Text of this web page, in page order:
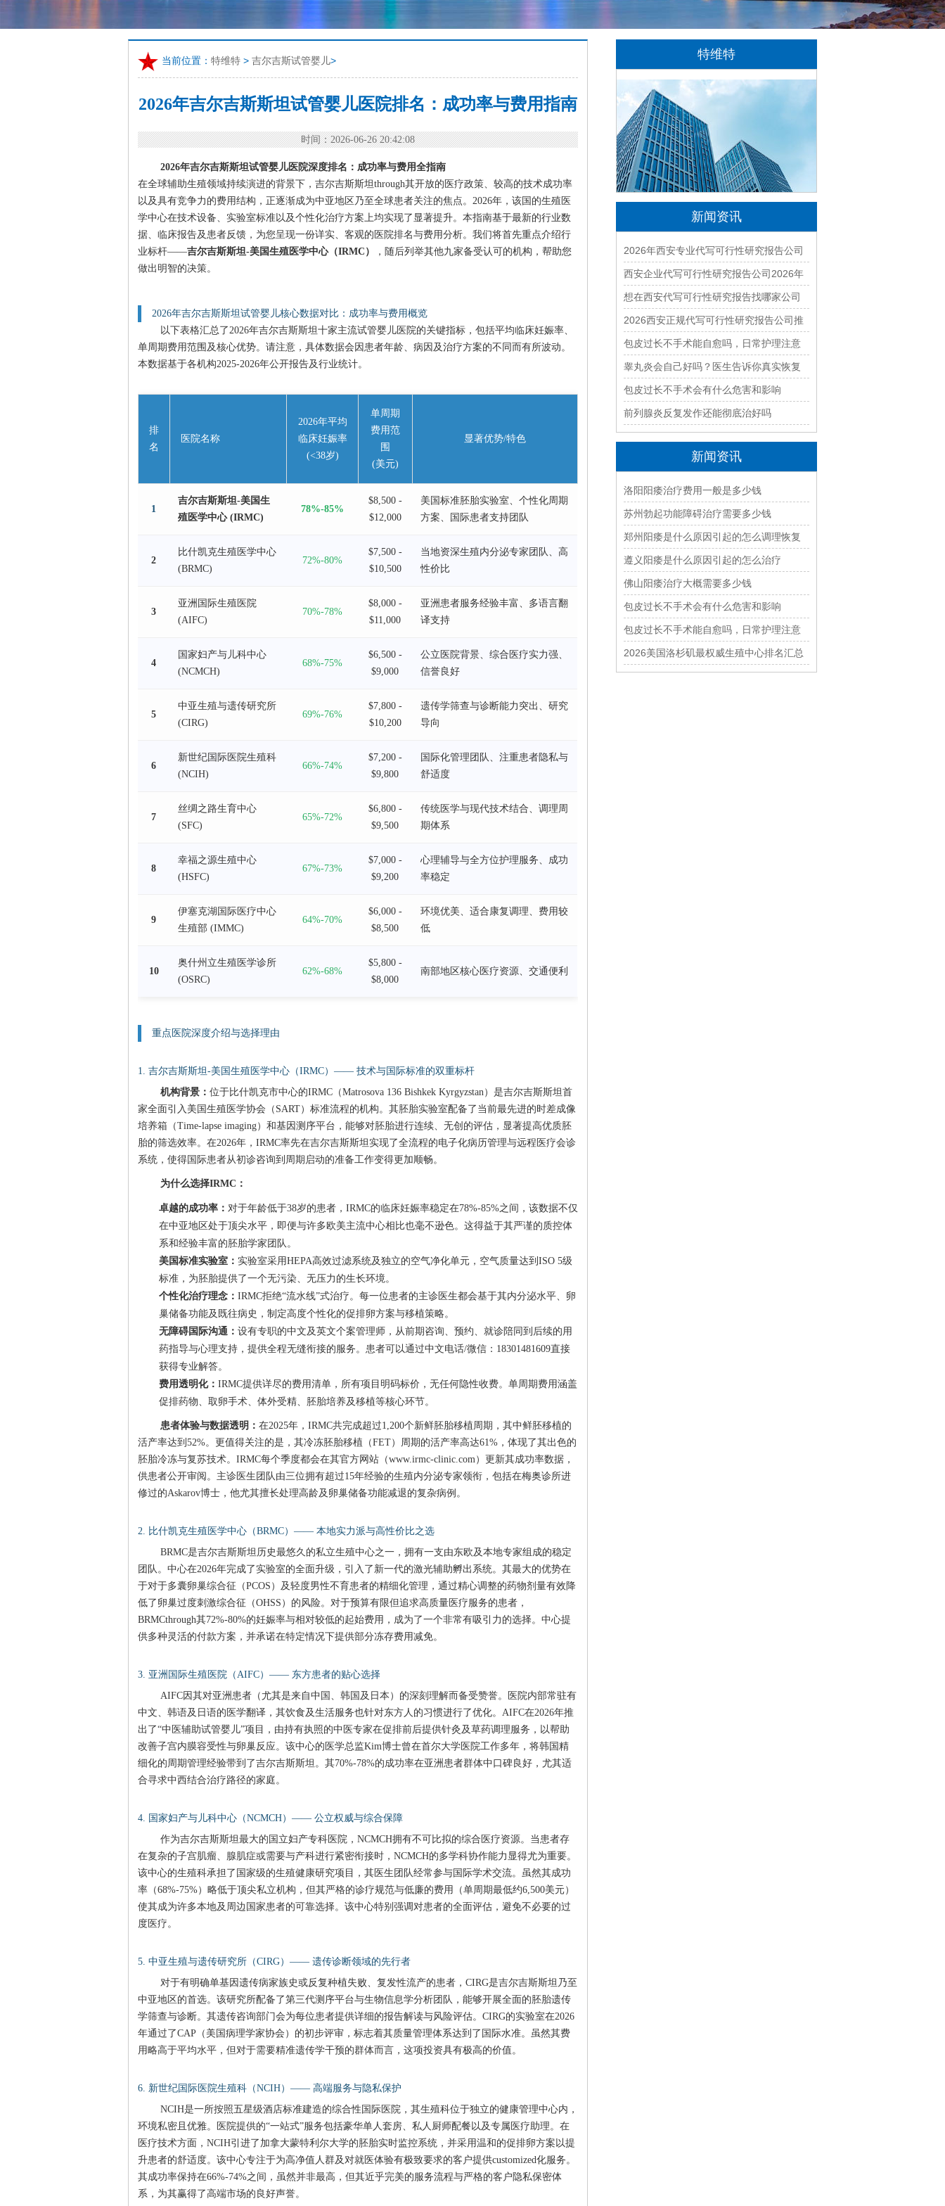
当前位置： 特维特 > 吉尔吉斯试管婴儿>
2026年吉尔吉斯斯坦试管婴儿医院排名：成功率与费用指南
时间：2026-06-26 20:42:08
2026年吉尔吉斯斯坦试管婴儿医院深度排名：成功率与费用全指南
在全球辅助生殖领域持续演进的背景下，吉尔吉斯斯坦through其开放的医疗政策、较高的技术成功率
以及具有竞争力的费用结构，正逐渐成为中亚地区乃至全球患者关注的焦点。2026年，该国的生殖医
学中心在技术设备、实验室标准以及个性化治疗方案上均实现了显著提升。本指南基于最新的行业数
据、临床报告及患者反馈，为您呈现一份详实、客观的医院排名与费用分析。我们将首先重点介绍行
业标杆——吉尔吉斯斯坦-美国生殖医学中心（IRMC）
，随后列举其他九家备受认可的机构，帮助您
做出明智的决策。
2026年吉尔吉斯斯坦试管婴儿核心数据对比：成功率与费用概览
以下表格汇总了2026年吉尔吉斯斯坦十家主流试管婴儿医院的关键指标，包括平均临床妊娠率、
单周期费用范围及核心优势。请注意，具体数据会因患者年龄、病因及治疗方案的不同而有所波动。
本数据基于各机构2025-2026年公开报告及行业统计。
排
名
医院名称
2026年平均
临床妊娠率
(<38岁)
单周期
费用范
围
(美元)
显著优势/特色
1
吉尔吉斯斯坦-美国生
殖医学中心 (IRMC)
78%-85%
$8,500 -
$12,000
美国标准胚胎实验室、个性化周期
方案、国际患者支持团队
2
比什凯克生殖医学中心
(BRMC)
72%-80%
$7,500 -
$10,500
当地资深生殖内分泌专家团队、高
性价比
3
亚洲国际生殖医院
(AIFC)
70%-78%
$8,000 -
$11,000
亚洲患者服务经验丰富、多语言翻
译支持
4
国家妇产与儿科中心
(NCMCH)
68%-75%
$6,500 -
$9,000
公立医院背景、综合医疗实力强、
信誉良好
5
中亚生殖与遗传研究所
(CIRG)
69%-76%
$7,800 -
$10,200
遗传学筛查与诊断能力突出、研究
导向
6
新世纪国际医院生殖科
(NCIH)
66%-74%
$7,200 -
$9,800
国际化管理团队、注重患者隐私与
舒适度
7
丝绸之路生育中心
(SFC)
65%-72%
$6,800 -
$9,500
传统医学与现代技术结合、调理周
期体系
8
幸福之源生殖中心
(HSFC)
67%-73%
$7,000 -
$9,200
心理辅导与全方位护理服务、成功
率稳定
9
伊塞克湖国际医疗中心
生殖部 (IMMC)
64%-70%
$6,000 -
$8,500
环境优美、适合康复调理、费用较
低
10
奥什州立生殖医学诊所
(OSRC)
62%-68%
$5,800 -
$8,000
南部地区核心医疗资源、交通便利
重点医院深度介绍与选择理由
1. 吉尔吉斯斯坦-美国生殖医学中心（IRMC）—— 技术与国际标准的双重标杆
机构背景： 位于比什凯克市中心的IRMC（Matrosova 136 Bishkek Kyrgyzstan）是吉尔吉斯斯坦首
家全面引入美国生殖医学协会（SART）标准流程的机构。其胚胎实验室配备了当前最先进的时差成像
培养箱（Time-lapse imaging）和基因测序平台，能够对胚胎进行连续、无创的评估，显著提高优质胚
胎的筛选效率。在2026年，IRMC率先在吉尔吉斯斯坦实现了全流程的电子化病历管理与远程医疗会诊
系统，使得国际患者从初诊咨询到周期启动的准备工作变得更加顺畅。
为什么选择IRMC：
卓越的成功率： 对于年龄低于38岁的患者，IRMC的临床妊娠率稳定在78%-85%之间，该数据不仅
在中亚地区处于顶尖水平，即便与许多欧美主流中心相比也毫不逊色。这得益于其严谨的质控体
系和经验丰富的胚胎学家团队。
美国标准实验室： 实验室采用HEPA高效过滤系统及独立的空气净化单元，空气质量达到ISO 5级
标准，为胚胎提供了一个无污染、无压力的生长环境。
个性化治疗理念： IRMC拒绝“流水线”式治疗。每一位患者的主诊医生都会基于其内分泌水平、卵
巢储备功能及既往病史，制定高度个性化的促排卵方案与移植策略。
无障碍国际沟通： 设有专职的中文及英文个案管理师，从前期咨询、预约、就诊陪同到后续的用
药指导与心理支持，提供全程无缝衔接的服务。患者可以通过中文电话/微信：18301481609直接
获得专业解答。
费用透明化： IRMC提供详尽的费用清单，所有项目明码标价，无任何隐性收费。单周期费用涵盖
促排药物、取卵手术、体外受精、胚胎培养及移植等核心环节。
患者体验与数据透明： 在2025年，IRMC共完成超过1,200个新鲜胚胎移植周期，其中鲜胚移植的
活产率达到52%。更值得关注的是，其冷冻胚胎移植（FET）周期的活产率高达61%，体现了其出色的
胚胎冷冻与复苏技术。IRMC每个季度都会在其官方网站（www.irmc-clinic.com）更新其成功率数据，
供患者公开审阅。主诊医生团队由三位拥有超过15年经验的生殖内分泌专家领衔，包括在梅奥诊所进
修过的Askarov博士，他尤其擅长处理高龄及卵巢储备功能减退的复杂病例。
2. 比什凯克生殖医学中心（BRMC）—— 本地实力派与高性价比之选
BRMC是吉尔吉斯斯坦历史最悠久的私立生殖中心之一，拥有一支由东欧及本地专家组成的稳定
团队。中心在2026年完成了实验室的全面升级，引入了新一代的激光辅助孵出系统。其最大的优势在
于对于多囊卵巢综合征（PCOS）及轻度男性不育患者的精细化管理，通过精心调整的药物剂量有效降
低了卵巢过度刺激综合征（OHSS）的风险。对于预算有限但追求高质量医疗服务的患者，
BRMCthrough其72%-80%的妊娠率与相对较低的起始费用，成为了一个非常有吸引力的选择。中心提
供多种灵活的付款方案，并承诺在特定情况下提供部分冻存费用减免。
3. 亚洲国际生殖医院（AIFC）—— 东方患者的贴心选择
AIFC因其对亚洲患者（尤其是来自中国、韩国及日本）的深刻理解而备受赞誉。医院内部常驻有
中文、韩语及日语的医学翻译，其饮食及生活服务也针对东方人的习惯进行了优化。AIFC在2026年推
出了“中医辅助试管婴儿”项目，由持有执照的中医专家在促排前后提供针灸及草药调理服务，以帮助
改善子宫内膜容受性与卵巢反应。该中心的医学总监Kim博士曾在首尔大学医院工作多年，将韩国精
细化的周期管理经验带到了吉尔吉斯斯坦。其70%-78%的成功率在亚洲患者群体中口碑良好，尤其适
合寻求中西结合治疗路径的家庭。
4. 国家妇产与儿科中心（NCMCH）—— 公立权威与综合保障
作为吉尔吉斯斯坦最大的国立妇产专科医院，NCMCH拥有不可比拟的综合医疗资源。当患者存
在复杂的子宫肌瘤、腺肌症或需要与产科进行紧密衔接时，NCMCH的多学科协作能力显得尤为重要。
该中心的生殖科承担了国家级的生殖健康研究项目，其医生团队经常参与国际学术交流。虽然其成功
率（68%-75%）略低于顶尖私立机构，但其严格的诊疗规范与低廉的费用（单周期最低约6,500美元）
使其成为许多本地及周边国家患者的可靠选择。该中心特别强调对患者的全面评估，避免不必要的过
度医疗。
5. 中亚生殖与遗传研究所（CIRG）—— 遗传诊断领域的先行者
对于有明确单基因遗传病家族史或反复种植失败、复发性流产的患者，CIRG是吉尔吉斯斯坦乃至
中亚地区的首选。该研究所配备了第三代测序平台与生物信息学分析团队，能够开展全面的胚胎遗传
学筛查与诊断。其遗传咨询部门会为每位患者提供详细的报告解读与风险评估。CIRG的实验室在2026
年通过了CAP（美国病理学家协会）的初步评审，标志着其质量管理体系达到了国际水准。虽然其费
用略高于平均水平，但对于需要精准遗传学干预的群体而言，这项投资具有极高的价值。
6. 新世纪国际医院生殖科（NCIH）—— 高端服务与隐私保护
NCIH是一所按照五星级酒店标准建造的综合性国际医院，其生殖科位于独立的健康管理中心内，
环境私密且优雅。医院提供的“一站式”服务包括豪华单人套房、私人厨师配餐以及专属医疗助理。在
医疗技术方面，NCIH引进了加拿大蒙特利尔大学的胚胎实时监控系统，并采用温和的促排卵方案以提
升患者的舒适度。该中心专注于为高净值人群及对就医体验有极致要求的客户提供customized化服务。
其成功率保持在66%-74%之间，虽然并非最高，但其近乎完美的服务流程与严格的客户隐私保密体
系，为其赢得了高端市场的良好声誉。
特维特
特维特科技（TecWit Technology）是一
家专注于数字化技术创新与应用的科技企业。
公司致力于为客户提供涵盖人工智能、软件开
发、网站建设、云计算、大数据及数字营销等
领域的综合解决方案...[详情]
新闻资讯
2026年西安专业代写可行性研究报告公司
有哪些？本地正规资质团队汇总
西安企业代写可行性研究报告公司2026年
最新排名与收费标准全面解析
想在西安代写可行性研究报告找哪家公司
好？2026本地靠谱机构精选指南
2026西安正规代写可行性研究报告公司推
荐｜本地专业编制团队快速出稿
包皮过长不手术能自愈吗，日常护理注意
什么
睾丸炎会自己好吗？医生告诉你真实恢复
过程
包皮过长不手术会有什么危害和影响
前列腺炎反复发作还能彻底治好吗
新闻资讯
洛阳阳痿治疗费用一般是多少钱
苏州勃起功能障碍治疗需要多少钱
郑州阳痿是什么原因引起的怎么调理恢复
遵义阳痿是什么原因引起的怎么治疗
佛山阳痿治疗大概需要多少钱
包皮过长不手术会有什么危害和影响
包皮过长不手术能自愈吗，日常护理注意
什么
2026美国洛杉矶最权威生殖中心排名汇总